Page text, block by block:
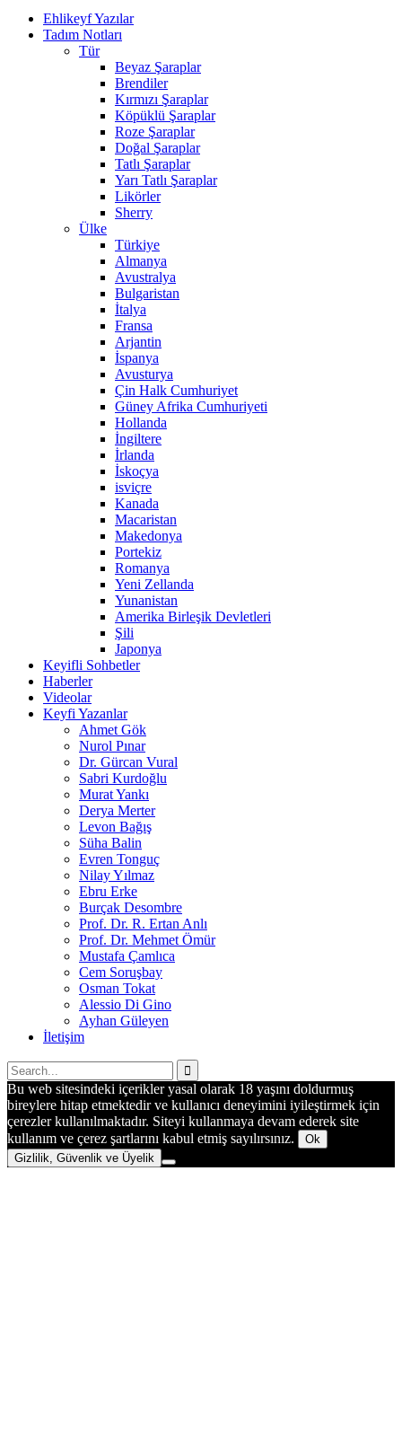
Ehlikeyf Yazılar
Tadım Notları
Tür
Beyaz Şaraplar
Brendiler
Kırmızı Şaraplar
Köpüklü Şaraplar
Roze Şaraplar
Doğal Şaraplar
Tatlı Şaraplar
Yarı Tatlı Şaraplar
Likörler
Sherry
Ülke
Türkiye
Almanya
Avustralya
Bulgaristan
İtalya
Fransa
Arjantin
İspanya
Avusturya
Çin Halk Cumhuriyet
Güney Afrika Cumhuriyeti
Hollanda
İngiltere
İrlanda
İskoçya
isviçre
Kanada
Macaristan
Makedonya
Portekiz
Romanya
Yeni Zellanda
Yunanistan
Amerika Birleşik Devletleri
Şili
Japonya
Keyifli Sohbetler
Haberler
Videolar
Keyfi Yazanlar
Ahmet Gök
Nurol Pınar
Dr. Gürcan Vural
Sabri Kurdoğlu
Murat Yankı
Derya Merter
Levon Bağış
Süha Balin
Evren Tonguç
Nilay Yılmaz
Ebru Erke
Burçak Desombre
Prof. Dr. R. Ertan Anlı
Prof. Dr. Mehmet Ömür
Mustafa Çamlıca
Cem Soruşbay
Osman Tokat
Alessio Di Gino
Ayhan Güleyen
İletişim
Bu web sitesindeki içerikler yasal olarak 18 yaşını doldurmuş
bireylere hitap etmektedir ve kullanıcı deneyimini iyileştirmek için
çerezler kullanılmaktadır. Siteyi kullanmaya devam ederek site
kullanım ve çerez şartlarını kabul etmiş sayılırsınız.
Ok
Gizlilik, Güvenlik ve Üyelik